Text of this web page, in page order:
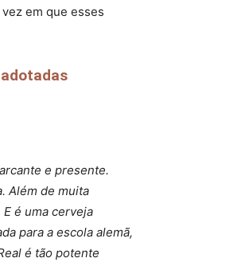
em que esses
e presente.
Além de muita
é uma cerveja
para a escola alemã,
é tão potente